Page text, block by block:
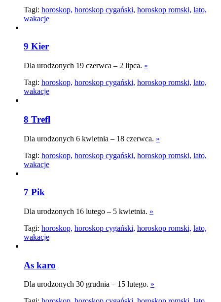
Tagi: horoskop, horoskop cygański, horoskop romski, lato,
wakacje
9 Kier
Dla urodzonych 19 czerwca – 2 lipca. »
Tagi: horoskop, horoskop cygański, horoskop romski, lato,
wakacje
8 Trefl
Dla urodzonych 6 kwietnia – 18 czerwca. »
Tagi: horoskop, horoskop cygański, horoskop romski, lato,
wakacje
7 Pik
Dla urodzonych 16 lutego – 5 kwietnia. »
Tagi: horoskop, horoskop cygański, horoskop romski, lato,
wakacje
As karo
Dla urodzonych 30 grudnia – 15 lutego. »